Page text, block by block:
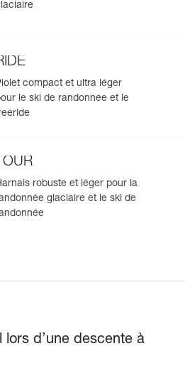
compact et ultra léger
le ski de randonnée et le
robuste et léger pour la
glaciaire et le ski de
lors d’une descente à